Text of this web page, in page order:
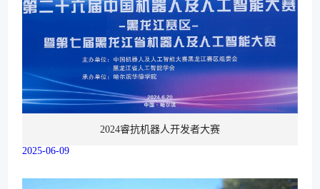
2024睿抗机器人开发者大赛
2025-06-09